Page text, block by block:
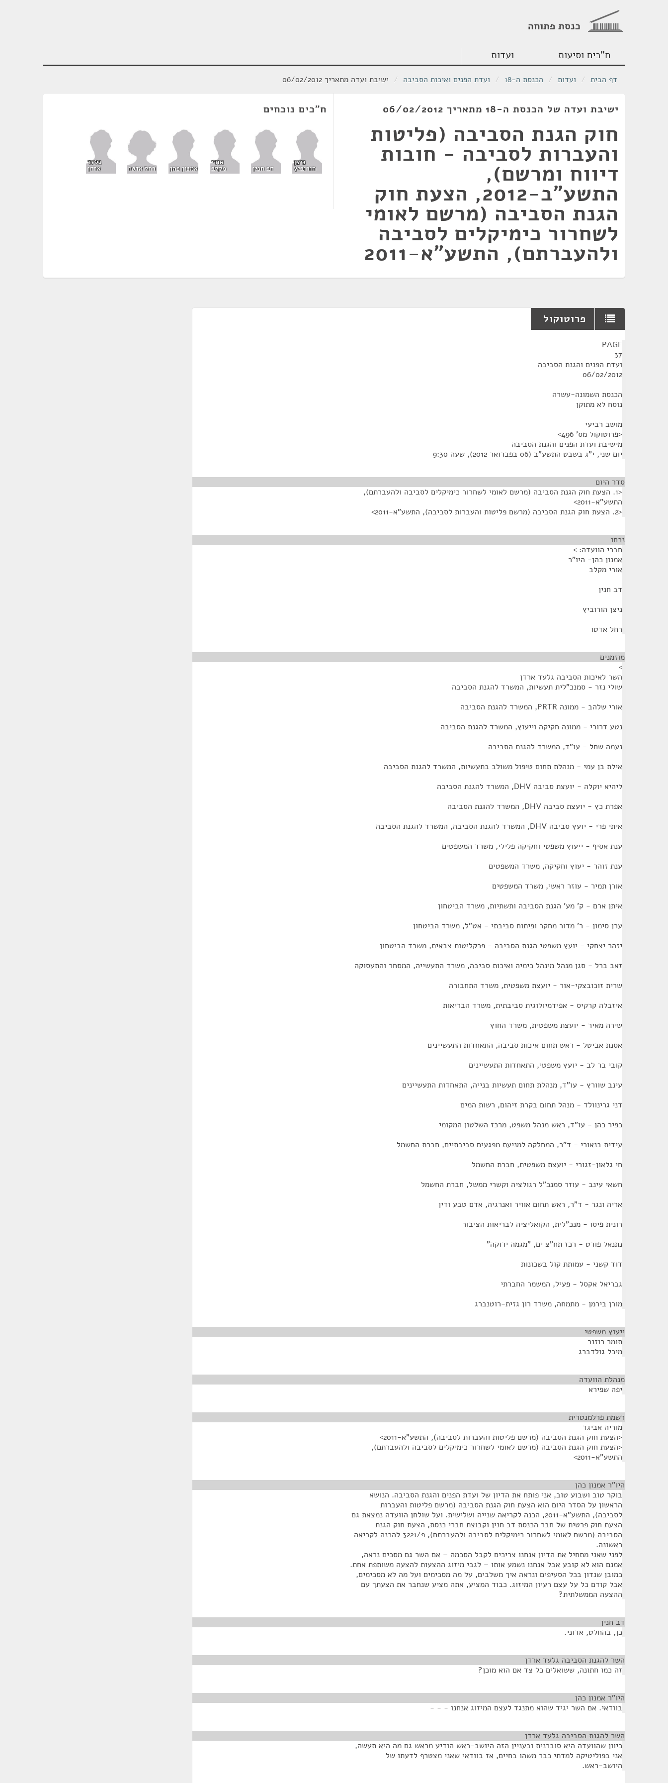
כנסת פתוחה
ח"כים וסיעות ועדות
דף הבית / ועדות / הכנסת ה-18 / ועדת הפנים ואיכות הסביבה / ישיבת ועדה מתאריך 06/02/2012
ישיבת ועדה של הכנסת ה-18 מתאריך 06/02/2012
חוק הגנת הסביבה (פליטות
והעברות לסביבה - חובות
דיווח ומרשם),
התשע"ב-2012, הצעת חוק
הגנת הסביבה (מרשם לאומי
לשחרור כימיקלים לסביבה
ולהעברתם), התשע"א-2011
ח"כים נוכחים
ניצן
הורוביץ דב חנין
אורי
מקלב אמנון כהן רחל אדטו
גלעד
ארדן
פרוטוקול
PAGE
37
ועדת הפנים והגנת הסביבה
06/02/2012
הכנסת השמונה-עשרה
נוסח לא מתוקן
מושב רביעי
<פרוטוקול מס' 496>
מישיבת ועדת הפנים והגנת הסביבה
יום שני, י"ג בשבט התשע"ב (06 בפברואר 2012), שעה 9:30
סדר היום
<1. הצעת חוק הגנת הסביבה (מרשם לאומי לשחרור כימיקלים לסביבה ולהעברתם),
התשע"א-2011>
<2. הצעת חוק הגנת הסביבה (מרשם פליטות והעברות לסביבה), התשע"א-2011>
נכחו
חברי הוועדה: >
אמנון כהן- היו"ר
אורי מקלב
דב חנין
ניצן הורוביץ
רחל אדטו
מוזמנים
>
השר לאיכות הסביבה גלעד ארדן
שולי נזר - סמנכ"לית תעשיות, המשרד להגנת הסביבה
אורי שלהב - ממונה PRTR, המשרד להגנת הסביבה
נטע דרורי - ממונה חקיקה וייעוץ, המשרד להגנת הסביבה
נעמה שחל - עו"ד, המשרד להגנת הסביבה
אילת בן עמי - מנהלת תחום טיפול משולב בתעשיות, המשרד להגנת הסביבה
ליהיא יוקלה - יועצת סביבה DHV, המשרד להגנת הסביבה
אפרת כץ - יועצת סביבה DHV, המשרד להגנת הסביבה
איתי פרי - יועץ סביבה DHV, המשרד להגנת הסביבה, המשרד להגנת הסביבה
ענת אסיף - ייעוץ משפטי וחקיקה פלילי, משרד המשפטים
ענת זוהר - יעוץ וחקיקה, משרד המשפטים
אורן תמיר - עוזר ראשי, משרד המשפטים
איתן ארם - ק' מע' הגנת הסביבה ותשתיות, משרד הביטחון
ערן סימון - ר' מדור מחקר ופיתוח סביבתי - אט"ל, משרד הביטחון
יזהר יצחקי - יועץ משפטי הגנת הסביבה - פרקליטות צבאית, משרד הביטחון
זאב ברל - סגן מנהל מינהל כימיה ואיכות סביבה, משרד התעשייה, המסחר והתעסוקה
שרית זוכובצקי-אור - יועצת משפטית, משרד התחבורה
איזבלה קרקיס - אפידמיולוגית סביבתית, משרד הבריאות
שירה מאיר - יועצת משפטית, משרד החוץ
אסנת אביטל - ראש תחום איכות סביבה, התאחדות התעשיינים
קובי בר לב - יועץ משפטי, התאחדות התעשיינים
עינב שוורץ - עו"ד, מנהלת תחום תעשיות בנייה, התאחדות התעשיינים
דני גרינוולד - מנהל תחום בקרת זיהום, רשות המים
כפיר כהן - עו"ד, ראש מנהל משפט, מרכז השלטון המקומי
עידית בנאורי - ד"ר, המחלקה למניעת מפגעים סביבתיים, חברת החשמל
חי גלאון-זגורי - יועצת משפטית, חברת החשמל
חשאי עינב - עוזר סמנכ"ל רגולציה וקשרי ממשל, חברת החשמל
אריה ונגר - ד"ר, ראש תחום אוויר ואנרגיה, אדם טבע ודין
רונית פיסו - מנכ"לית, הקואליציה לבריאות הציבור
נתנאל פורט - רכז תח"צ ים, "מגמה ירוקה"
דוד קשני - עמותת קול בשכונות
גבריאל אקסל - פעיל, המשמר החברתי
מורן בירמן - מתמחה, משרד רון גזית-רוטנברג
ייעוץ משפטי
תומר רוזנר
מיכל גולדברג
מנהלת הוועדה
יפה שפירא
רשמת פרלמנטרית
מוריה אביגד
<הצעת חוק הגנת הסביבה (מרשם פליטות והעברות לסביבה), התשע"א-2011>
<הצעת חוק הגנת הסביבה (מרשם לאומי לשחרור כימיקלים לסביבה ולהעברתם),
התשע"א-2011>
היו"ר אמנון כהן
בוקר טוב ושבוע טוב, אני פותח את הדיון של ועדת הפנים והגנת הסביבה. הנושא
הראשון על הסדר היום הוא הצעת חוק הגנת הסביבה (מרשם פליטות והעברות
לסביבה), התשע"א-2011, הכנה לקריאה שנייה ושלישית. ועל שולחן הוועדה נמצאת גם
הצעת חוק פרטית של חבר הכנסת דב חנין וקבוצת חברי כנסת, הצעת חוק הגנת
הסביבה (מרשם לאומי לשחרור כימיקלים לסביבה ולהעברתם), פ/3221 להכנה לקריאה
ראשונה.
לפני שאני מתחיל את הדיון אנחנו צריכים לקבל הסכמה – אם השר גם מסכים נראה,
אמנם הוא לא קובע אבל אנחנו נשמע אותו – לגבי מיזוג ההצעות להצעה משותפת אחת.
כמובן שנדון בכל הסעיפים ונראה איך משלבים, על מה מסכימים ועל מה לא מסכימים,
אבל קודם כל על עצם רעיון המיזוג. כבוד המציע, אתה מציע שנחבר את הצעתך עם
ההצעה הממשלתית?
דב חנין
כן, בהחלט, אדוני.
השר להגנת הסביבה גלעד ארדן
זה כמו חתונה, ששואלים כל צד אם הוא מוכן?
היו"ר אמנון כהן
בוודאי. אם השר יגיד שהוא מתנגד לעצם המיזוג אנחנו - - -
השר להגנת הסביבה גלעד ארדן
כיוון שהוועדה היא סוברנית ובעניין הזה היושב-ראש הודיע מראש גם מה היא תעשה,
אני בפוליטיקה למדתי כבר משהו בחיים, אז בוודאי שאני מצטרף לדעתו של
היושב-ראש.